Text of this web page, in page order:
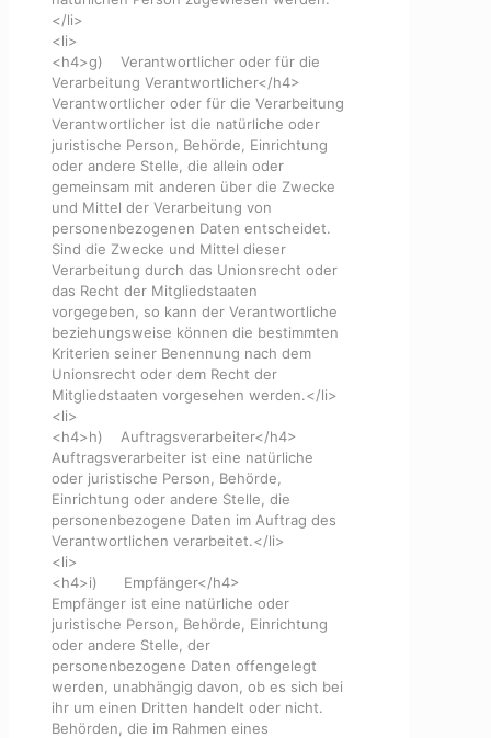
</li>
<li>
<h4>g) Verantwortlicher oder für die
Verarbeitung Verantwortlicher</h4>
Verantwortlicher oder für die Verarbeitung
Verantwortlicher ist die natürliche oder
juristische Person, Behörde, Einrichtung
oder andere Stelle, die allein oder
gemeinsam mit anderen über die Zwecke
und Mittel der Verarbeitung von
personenbezogenen Daten entscheidet.
Sind die Zwecke und Mittel dieser
Verarbeitung durch das Unionsrecht oder
das Recht der Mitgliedstaaten
vorgegeben, so kann der Verantwortliche
beziehungsweise können die bestimmten
Kriterien seiner Benennung nach dem
Unionsrecht oder dem Recht der
Mitgliedstaaten vorgesehen werden.</li>
<li>
<h4>h) Auftragsverarbeiter</h4>
Auftragsverarbeiter ist eine natürliche
oder juristische Person, Behörde,
Einrichtung oder andere Stelle, die
personenbezogene Daten im Auftrag des
Verantwortlichen verarbeitet.</li>
<li>
<h4>i) Empfänger</h4>
Empfänger ist eine natürliche oder
juristische Person, Behörde, Einrichtung
oder andere Stelle, der
personenbezogene Daten offengelegt
werden, unabhängig davon, ob es sich bei
ihr um einen Dritten handelt oder nicht.
Behörden, die im Rahmen eines